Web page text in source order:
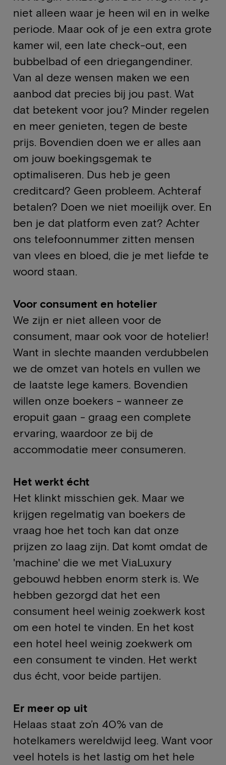
niet alleen waar je heen wil en in welke
periode. Maar ook of je een extra grote
kamer wil, een late check-out, een
bubbelbad of een driegangendiner.
Van al deze wensen maken we een
aanbod dat precies bij jou past. Wat
dat betekent voor jou? Minder regelen
en meer genieten, tegen de beste
prijs. Bovendien doen we er alles aan
om jouw boekingsgemak te
optimaliseren. Dus heb je geen
creditcard? Geen probleem. Achteraf
betalen? Doen we niet moeilijk over. En
ben je dat platform even zat? Achter
ons telefoonnummer zitten mensen
van vlees en bloed, die je met liefde te
woord staan.
Voor consument en hotelier
We zijn er niet alleen voor de
consument, maar ook voor de hotelier!
Want in slechte maanden verdubbelen
we de omzet van hotels en vullen we
de laatste lege kamers. Bovendien
willen onze boekers - wanneer ze
eropuit gaan - graag een complete
ervaring, waardoor ze bij de
accommodatie meer consumeren.
Het werkt écht
Het klinkt misschien gek. Maar we
krijgen regelmatig van boekers de
vraag hoe het toch kan dat onze
prijzen zo laag zijn. Dat komt omdat de
'machine' die we met ViaLuxury
gebouwd hebben enorm sterk is. We
hebben gezorgd dat het een
consument heel weinig zoekwerk kost
om een hotel te vinden. En het kost
een hotel heel weinig zoekwerk om
een consument te vinden. Het werkt
dus écht, voor beide partijen.
Er meer op uit
Helaas staat zo’n 40% van de
hotelkamers wereldwijd leeg. Want voor
veel hotels is het lastig om het hele